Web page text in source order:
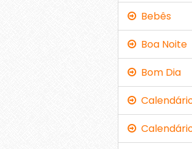
Bebês
Boa Noite
Bom Dia